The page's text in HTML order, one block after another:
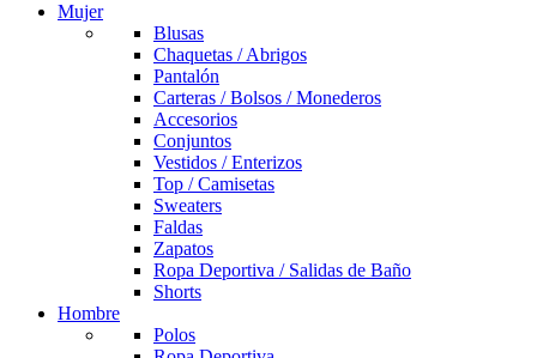
Mujer
Blusas
Chaquetas / Abrigos
Pantalón
Carteras / Bolsos / Monederos
Accesorios
Conjuntos
Vestidos / Enterizos
Top / Camisetas
Sweaters
Faldas
Zapatos
Ropa Deportiva / Salidas de Baño
Shorts
Hombre
Polos